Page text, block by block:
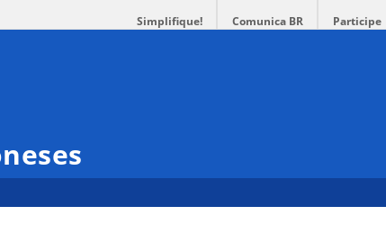
Simplifique! Comunica BR Participe